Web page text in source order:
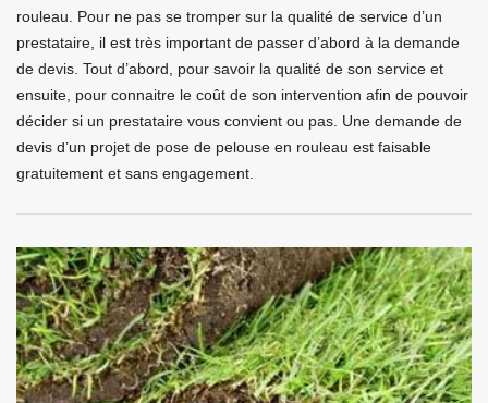
rouleau. Pour ne pas se tromper sur la qualité de service d’un
prestataire, il est très important de passer d’abord à la demande
de devis. Tout d’abord, pour savoir la qualité de son service et
ensuite, pour connaitre le coût de son intervention afin de pouvoir
décider si un prestataire vous convient ou pas. Une demande de
devis d’un projet de pose de pelouse en rouleau est faisable
gratuitement et sans engagement.